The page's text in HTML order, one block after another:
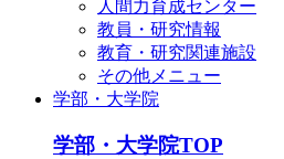
人間力育成センター
教員・研究情報
教育・研究関連施設
その他メニュー
学部・大学院
学部・大学院TOP